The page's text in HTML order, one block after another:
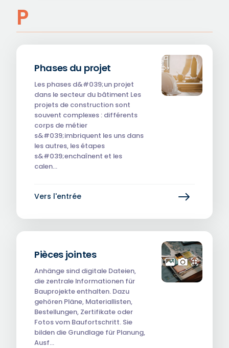
P
Phases du projet
Les phases d&#039;un projet
dans le secteur du bâtiment Les
projets de construction sont
souvent complexes : différents
corps de métier
s&#039;imbriquent les uns dans
les autres, les étapes
s&#039;enchaînent et les
calen…
Vers l'entrée
Pièces jointes
Anhänge sind digitale Dateien,
die zentrale Informationen für
Bauprojekte enthalten. Dazu
gehören Pläne, Materiallisten,
Bestellungen, Zertifikate oder
Fotos vom Baufortschritt. Sie
bilden die Grundlage für Planung,
Ausf…